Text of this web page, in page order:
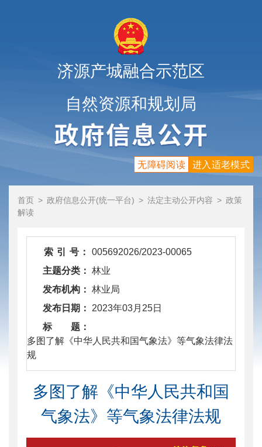
济源产城融合示范区
自然资源和规划局
进入适老模式
无障碍阅读
首页 > 政府信息公开(统一平台) > 法定主动公开内容 > 政策
解读
索 引 号：
005692026/2023-00065
主题分类： 林业
发布机构： 林业局
发布日期：
2023年03月25日
标 题：
​ 多图了解《中华人民共和国气象法》等气象法律法
规
多图了解《中华人民共和国
气象法》等气象法律法规